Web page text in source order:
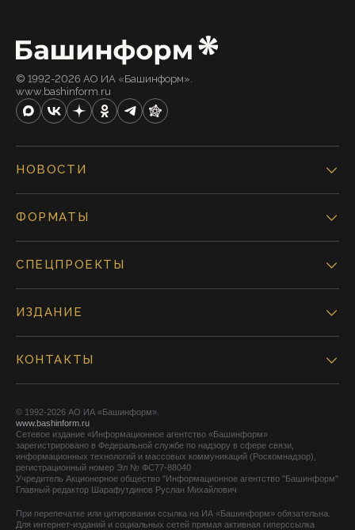
© 1992-2026 АО ИА «Башинформ».
www.bashinform.ru
НОВОСТИ
ФОРМАТЫ
СПЕЦПРОЕКТЫ
ИЗДАНИЕ
КОНТАКТЫ
© 1992-2026 АО ИА «Башинформ».
www.bashinform.ru
Сетевое издание «Информационное агентство «Башинформ»
зарегистрировано в Федеральной службе по надзору в сфере связи,
информационных технологий и массовых коммуникаций (Роскомнадзор),
регистрационный номер Эл № ФС77-88040
Учредитель Акционерное общество "Информационное агентство "Башинформ"
Главный редактор Шарафутдинов Руслан Михайлович
При перепечатке или цитировании ссылка на ИА «Башинформ» обязательна.
Для интернет-изданий и социальных сетей прямая активная гиперссылка